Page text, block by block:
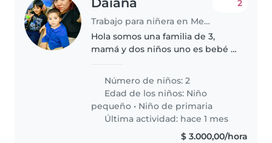
Trabajo para niñera en Mendoza
2
Hola somos una familia de 3,
mamá y dos niños uno es bebé y
bastante creativo y con mucha
energía, con TDAH y TOD.
Necesitamos una persona q nos
ayude..
Número de niños: 2
Edad de los niños: Niño
pequeño • Niño de primaria
Última actividad: hace 1 mes
$ 3.000,00/hora